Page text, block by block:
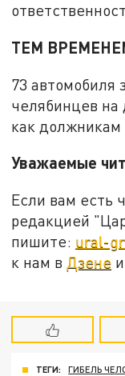
ТЕМ
73 автомобиля
челябинцев на
как должникам
Уважаемые
Если вам есть
редакцией
пишите: ural-
к нам в Дзене
ТЕГИ: ГИБЕЛЬ